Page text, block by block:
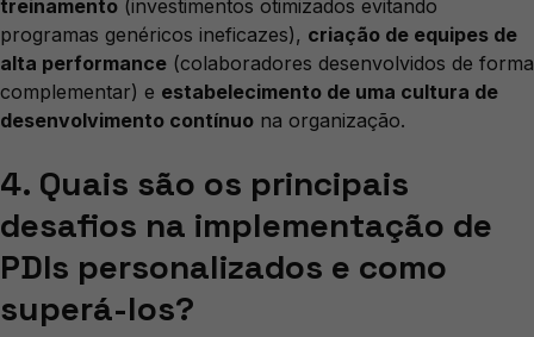
treinamento (investimentos otimizados evitando
programas genéricos ineficazes), criação de equipes de
alta performance (colaboradores desenvolvidos de forma
complementar) e estabelecimento de uma cultura de
desenvolvimento contínuo na organização.
4. Quais são os principais
desafios na implementação de
PDIs personalizados e como
superá-los?